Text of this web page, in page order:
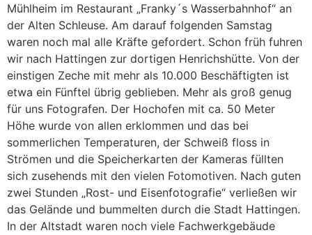
Mühlheim im Restaurant „Franky´s Wasserbahnhof“ an
der Alten Schleuse. Am darauf folgenden Samstag
waren noch mal alle Kräfte gefordert. Schon früh fuhren
wir nach Hattingen zur dortigen Henrichshütte. Von der
einstigen Zeche mit mehr als 10.000 Beschäftigten ist
etwa ein Fünftel übrig geblieben. Mehr als groß genug
für uns Fotografen. Der Hochofen mit ca. 50 Meter
Höhe wurde von allen erklommen und das bei
sommerlichen Temperaturen, der Schweiß floss in
Strömen und die Speicherkarten der Kameras füllten
sich zusehends mit den vielen Fotomotiven. Nach guten
zwei Stunden „Rost- und Eisenfotografie“ verließen wir
das Gelände und bummelten durch die Stadt Hattingen.
In der Altstadt waren noch viele Fachwerkgebäude